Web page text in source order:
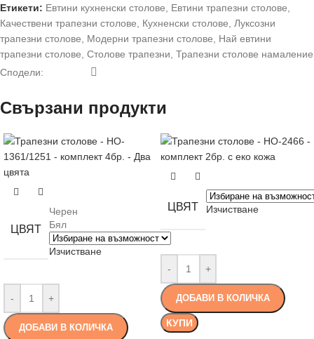
Етикети: Евтини кухненски столове Евтини трапезни столове
Качествени трапезни столове
Кухненски столове
Луксозни
трапезни столове
Модерни трапезни столове
Най евтини
трапезни столове Столове трапезни Трапезни столове намаление
Сподели:
Свързани продукти
ЦВЯТ
Черен
Бял
Изчистване
- +
ДОБАВИ В КОЛИЧКА
ЦВЯТ Изчистване
- +
ДОБАВИ В КОЛИЧКА
КУПИ